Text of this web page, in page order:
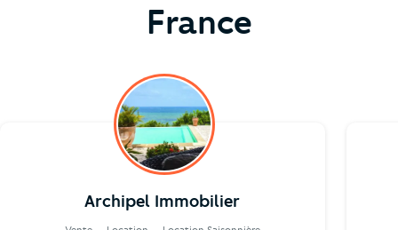
France
Archipel Immobilier